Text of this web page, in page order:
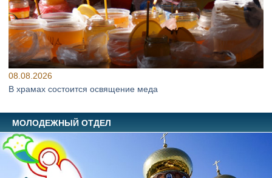
08.08.2026
В храмах состоится освящение меда
МОЛОДЕЖНЫЙ ОТДЕЛ